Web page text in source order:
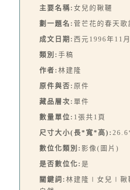
主要名稱: 女兒的鞦韆
劃一題名: 菅芒花的春天歌
成文日期: 西元1996年11
類別: 手稿
作者: 林建隆
原件與否: 原件
藏品層次: 單件
數量單位: 1張共1頁
尺寸大小(長*寬*高):
數位化類別: 影像(圖片)
是否數位化: 是
關鍵詞: 林建隆∣女兒∣鞦